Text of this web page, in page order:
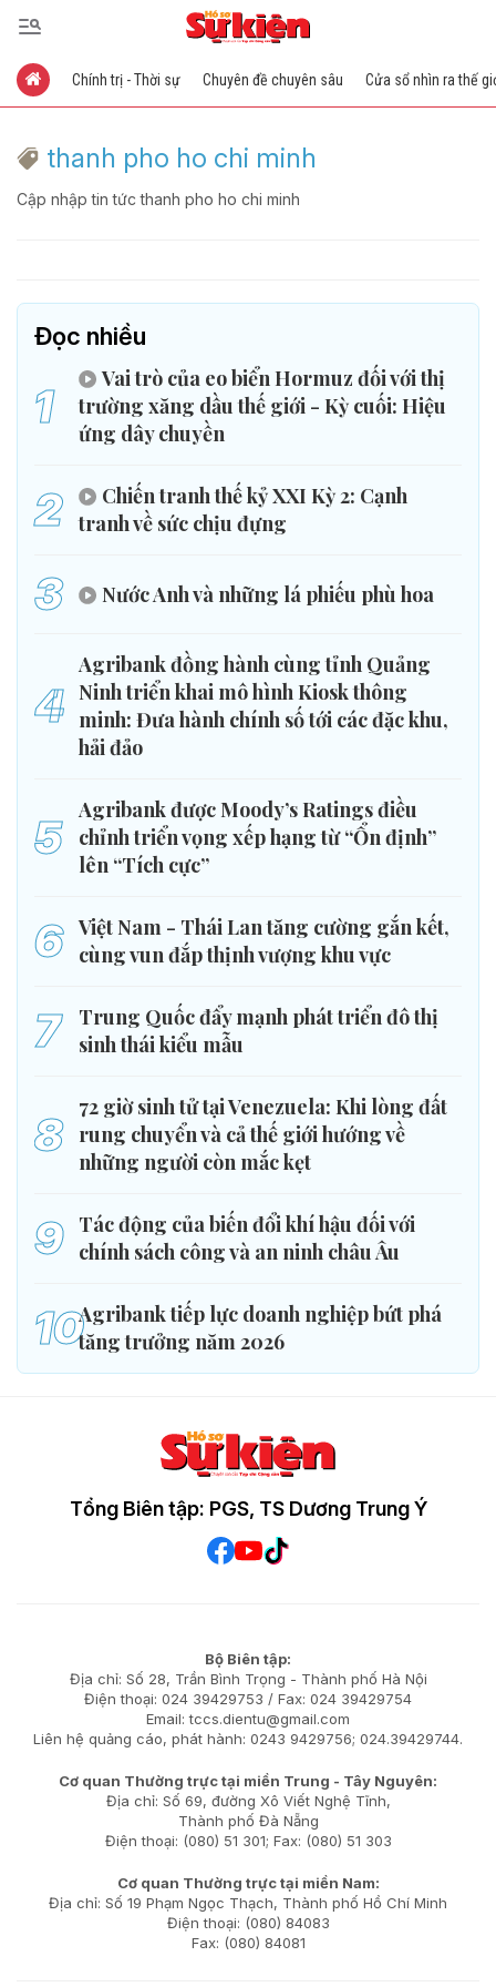
Chính trị - Thời sự Chuyên đề chuyên sâu Cửa sổ nhìn ra thế
thanh pho ho chi minh
Cập nhập tin tức thanh pho ho chi minh
Đọc nhiều
1
Vai trò của eo biển Hormuz đối với thị
trường xăng dầu thế giới - Kỳ cuối: Hiệu
ứng dây chuyền
2
Chiến tranh thế kỷ XXI Kỳ 2: Cạnh
tranh về sức chịu đựng
3 Nước Anh và những lá phiếu phù hoa
4
Agribank đồng hành cùng tỉnh Quảng
Ninh triển khai mô hình Kiosk thông
minh: Đưa hành chính số tới các đặc khu,
hải đảo
5
Agribank được Moody’s Ratings điều
chỉnh triển vọng xếp hạng từ “Ổn định”
lên “Tích cực”
6 Việt Nam - Thái Lan tăng cường gắn kết,
cùng vun đắp thịnh vượng khu vực
7
Trung Quốc đẩy mạnh phát triển đô thị
sinh thái kiểu mẫu
8
72 giờ sinh tử tại Venezuela: Khi lòng đất
rung chuyển và cả thế giới hướng về
những người còn mắc kẹt
9
Tác động của biến đổi khí hậu đối với
chính sách công và an ninh châu Âu
10Agribank tiếp lực doanh nghiệp bứt phá
tăng trưởng năm 2026
Tổng Biên tập: PGS, TS Dương Trung Ý
Bộ Biên tập:
Địa chỉ: Số 28, Trần Bình Trọng - Thành phố Hà Nội
Điện thoại: 024 39429753 / Fax: 024 39429754
Email: tccs.dientu@gmail.com
Liên hệ quảng cáo, phát hành: 0243 9429756; 024.39429744.
Cơ quan Thường trực tại miền Trung - Tây Nguyên:
Địa chỉ: Số 69, đường Xô Viết Nghệ Tĩnh,
Thành phố Đà Nẵng
Điện thoại: (080) 51 301; Fax: (080) 51 303
Cơ quan Thường trực tại miền Nam:
Địa chỉ: Số 19 Phạm Ngọc Thạch, Thành phố Hồ Chí Minh
Điện thoại: (080) 84083
Fax: (080) 84081